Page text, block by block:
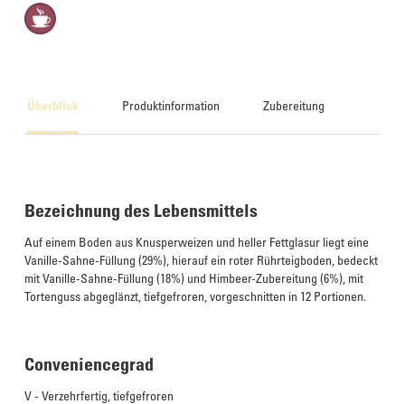
Überblick Produktinformation Zubereitung
Bezeichnung des Lebensmittels
Auf einem Boden aus Knusperweizen und heller Fettglasur liegt eine
Vanille-Sahne-Füllung (29%), hierauf ein roter Rührteigboden, bedeckt
mit Vanille-Sahne-Füllung (18%) und Himbeer-Zubereitung (6%), mit
Tortenguss abgeglänzt, tiefgefroren, vorgeschnitten in 12 Portionen.
Conveniencegrad
V - Verzehrfertig, tiefgefroren